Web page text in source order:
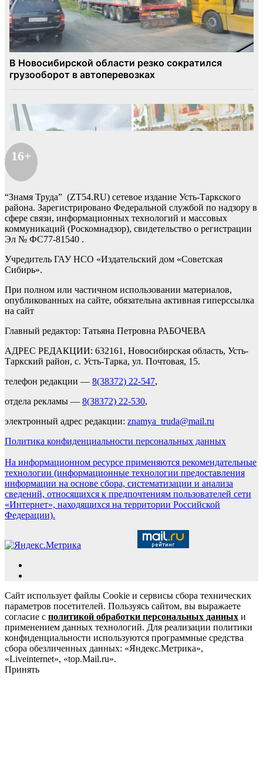
16+
“Знамя Труда” (ZT54.RU) сетевое издание Усть-Таркского
района. Зарегистрировано Федеральной службой по надзору в
сфере связи, информационных технологий и массовых
коммуникаций (Роскомнадзор), свидетельство о регистрации
Эл № ФС77-81540 .
Учредитель ГАУ НСО «Издательский дом «Советская
Сибирь».
При полном или частичном использовании материалов,
опубликованных на сайте, обязательна активная гиперссылка
на сайт
Главный редактор: Татьяна Петровна РАБОЧЕВА
АДРЕС РЕДАКЦИИ: 632161, Новосибирская область, Усть-
Таркский район, с. Усть-Тарка, ул. Почтовая, 15.
телефон редакции — 8(38372) 22-547,
отдела рекламы — 8(38372) 22-530,
электронный адрес редакции: znamya_truda@mail.ru
Политика конфиденциальности персональных данных
На информационном ресурсе применяются рекомендательные
технологии (информационные технологии предоставления
информации на основе сбора, систематизации и анализа
сведений, относящихся к предпочтениям пользователей сети
«Интернет», находящихся на территории Российской
Федерации).
Сайт использует файлы Cookie и сервисы сбора технических
параметров посетителей. Пользуясь сайтом, вы выражаете
согласие с политикой обработки персональных данных и
применением данных технологий. Для реализации политики
конфиденциальности используются программные средства
сбора обезличенных данных: «Яндекс.Метрика»,
«Liveinternet», «top.Mail.ru».
Принять